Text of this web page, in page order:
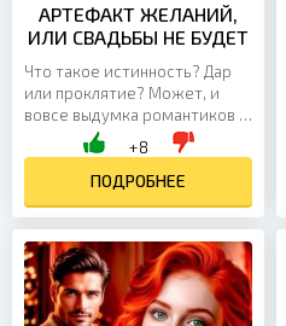
АРТЕФАКТ ЖЕЛАНИЙ,
ИЛИ СВАДЬБЫ НЕ БУДЕТ
Что такое истинность? Дар
или проклятие? Может, и
вовсе выдумка романтиков и
поэтов. Я не задумывалась об
этом, пока в одночасье из
обманутой невесты...
+8
ПОДРОБНЕЕ